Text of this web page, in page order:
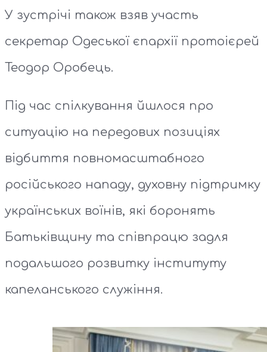
У зустрічі також взяв участь
секретар Одеської єпархії протоієрей
Теодор Оробець.
Під час спілкування йшлося про
ситуацію на передових позиціях
відбиття повномасштабного
російського нападу, духовну підтримку
українських воїнів, які боронять
Батьківщину та співпрацю задля
подальшого розвитку інституту
капеланського служіння.